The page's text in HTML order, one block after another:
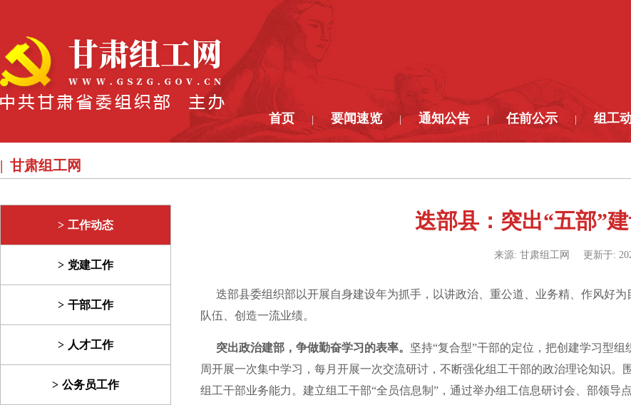
首页 要闻速览 | 通知公告 | 任前公示 | 组工
甘肃组工网
工作动态
党建工作
干部工作
人才工作
公务员工作
迭部县：突出“五部”
来源: 甘肃组工网 更新于:
迭部县委组织部以开展自身建设年为抓手，以讲政治、重公道、业务精、作风好为
队伍、创造一流业绩。
突出政治建部，争做勤奋学习的表率。 坚持“复合型”干部的定位，把创建学习型
周开展一次集中学习，每月开展一次交流研讨，不断强化组工干部的政治理论知识
组工干部业务能力。建立组工干部“全员信息制”，通过举办组工信息研讨会、部领